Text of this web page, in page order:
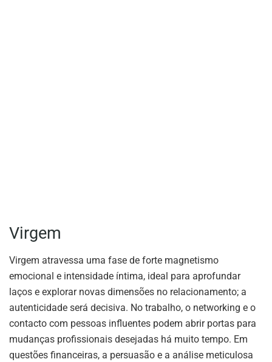
Virgem
Virgem atravessa uma fase de forte magnetismo
emocional e intensidade íntima, ideal para aprofundar
laços e explorar novas dimensões no relacionamento; a
autenticidade será decisiva. No trabalho, o networking e o
contacto com pessoas influentes podem abrir portas para
mudanças profissionais desejadas há muito tempo. Em
questões financeiras, a persuasão e a análise meticulosa